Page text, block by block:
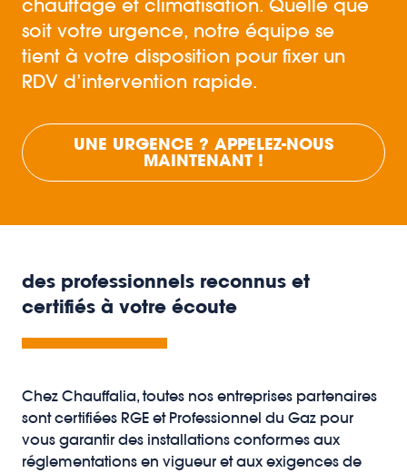
chauffage et climatisation. Quelle que
soit votre urgence, notre équipe se
tient à votre disposition pour fixer un
RDV d’intervention rapide.
UNE URGENCE ? APPELEZ-NOUS
MAINTENANT !
des professionnels reconnus et
certifiés à votre écoute
Chez Chauffalia, toutes nos entreprises partenaires
sont certifiées RGE et Professionnel du Gaz pour
vous garantir des installations conformes aux
réglementations en vigueur et aux exigences de